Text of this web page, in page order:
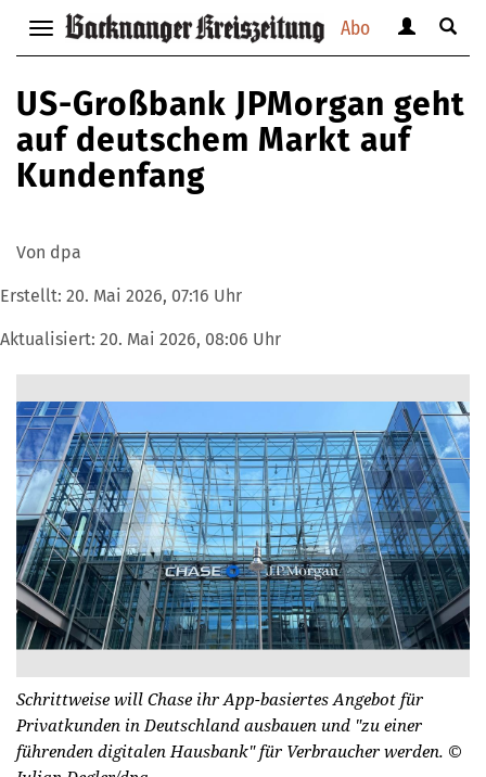
Abo
Navigation
anzeigen
verbergen
anzeigen
verbergen
Suche
US-Großbank JPMorgan geht
auf deutschem Markt auf
Kundenfang
Von dpa
Erstellt: 20. Mai 2026, 07:16 Uhr
Aktualisiert: 20. Mai 2026, 08:06 Uhr
Schrittweise will Chase ihr App-basiertes Angebot für
Privatkunden in Deutschland ausbauen und "zu einer
führenden digitalen Hausbank" für Verbraucher werden. ©